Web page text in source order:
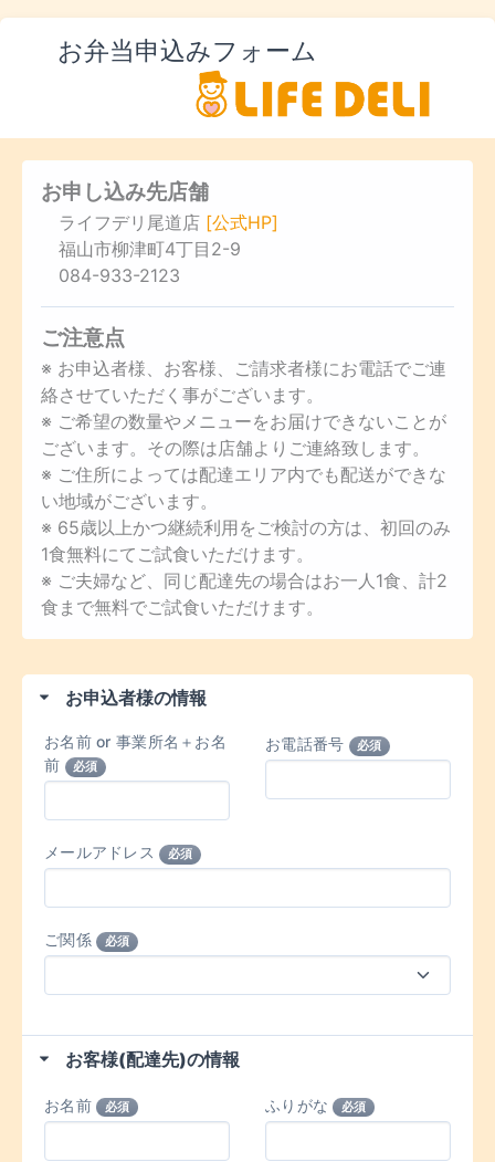
お弁当申込みフォーム
お申し込み先店舗
ライフデリ尾道店 [公式HP]
福山市柳津町4丁目2-9
084-933-2123
ご注意点
※ お申込者様、お客様、ご請求者様にお電話でご連
絡させていただく事がございます。
※ ご希望の数量やメニューをお届けできないことが
ございます。その際は店舗よりご連絡致します。
※ ご住所によっては配達エリア内でも配送ができな
い地域がございます。
※ 65歳以上かつ継続利用をご検討の方は、初回のみ
1食無料にてご試食いただけます。
※ ご夫婦など、同じ配達先の場合はお一人1食、計2
食まで無料でご試食いただけます。
お申込者様の情報
お名前 or 事業所名＋お名
前
必須
お電話番号 必須
メールアドレス 必須
ご関係 必須
お客様(配達先)の情報
お名前 必須 ふりがな 必須